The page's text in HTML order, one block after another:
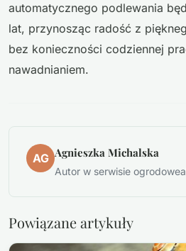
automatycznego podlewania
lat, przynosząc radość z
bez konieczności codziennej
nawadnianiem.
AG Agnieszka Michalska
Autor w serwisie
Powiązane artykuły